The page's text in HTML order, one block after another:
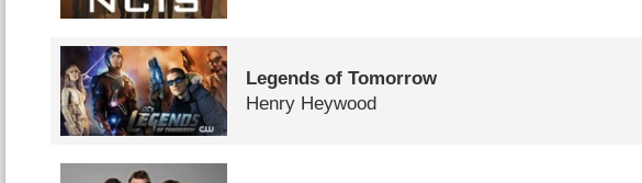
Legends of Tomorrow
Henry Heywood